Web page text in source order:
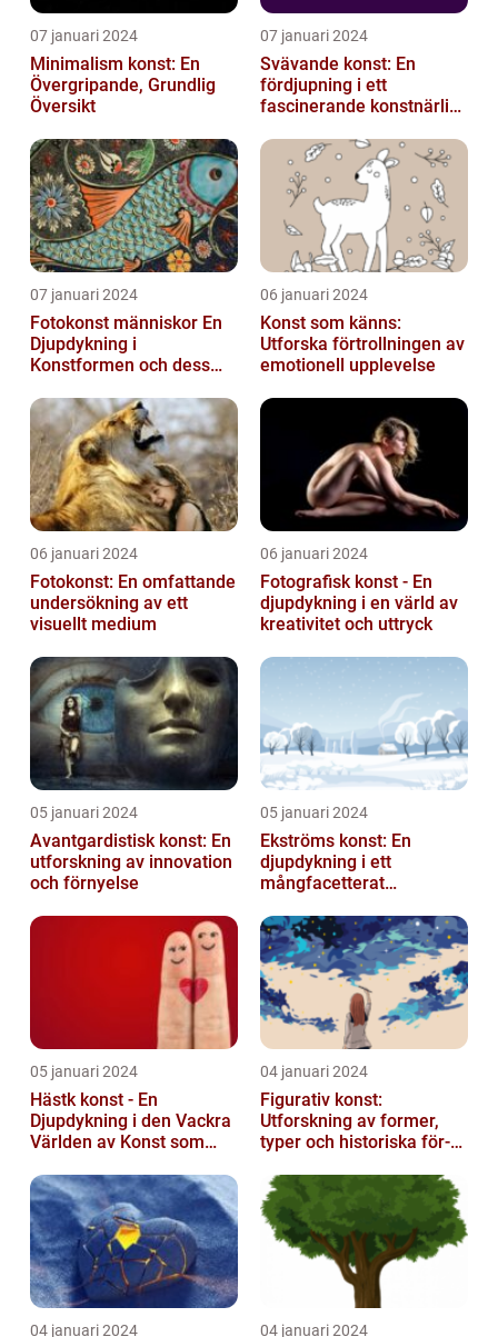
07 januari 2024
Minimalism konst: En
Övergripande, Grundlig
Översikt
07 januari 2024
Svävande konst: En
fördjupning i ett
fascinerande konstnärligt
07 januari 2024
Fotokonst människor En
Djupdykning i
Konstformen och dess
06 januari 2024
Konst som känns:
Utforska förtrollningen av
emotionell upplevelse
06 januari 2024
Fotokonst: En omfattande
undersökning av ett
visuellt medium
06 januari 2024
Fotografisk konst - En
djupdykning i en värld av
kreativitet och uttryck
05 januari 2024
Avantgardistisk konst: En
utforskning av innovation
och förnyelse
05 januari 2024
Ekströms konst: En
djupdykning i ett
mångfacetterat
05 januari 2024
Hästk konst - En
Djupdykning i den Vackra
Världen av Konst som
04 januari 2024
Figurativ konst:
Utforskning av former,
typer och historiska för-
04 januari 2024 04 januari 2024